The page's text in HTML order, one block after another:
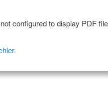
configured to display PDF